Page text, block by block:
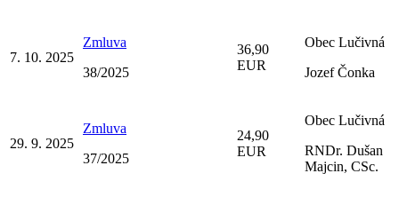
7. 10. 2025
Zmluva
38/2025
36,90
EUR
Obec Lučivná
Jozef Čonka
29. 9. 2025
Zmluva
37/2025
24,90
EUR
Obec Lučivná
RNDr. Dušan
Majcin, CSc.